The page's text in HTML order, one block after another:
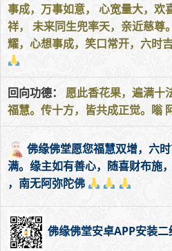
事成，万事如意， 心宽量大，欢
祥， 未来同生兜率天，亲近慈尊
耀，心想事成，笑口常开，六时
回向功德： 愿此香花果，遍满十
福慧。传十方，皆共成正觉。嗡
佛缘佛堂愿您福慧双增，六
满。缘主如有善心，随喜财布施
，南无阿弥陀佛
佛缘佛堂安卓APP安装